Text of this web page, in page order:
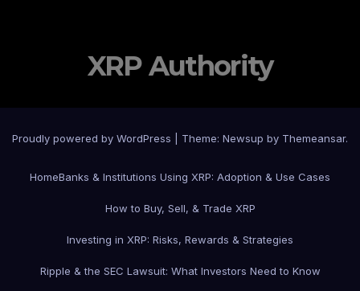
XRP Authority
Proudly powered by WordPress Theme: Newsup by Themeansar.
HomeBanks & Institutions Using XRP: Adoption & Use Cases
How to Buy, Sell, & Trade XRP
Investing in XRP: Risks, Rewards & Strategies
Ripple & the SEC Lawsuit: What Investors Need to Know